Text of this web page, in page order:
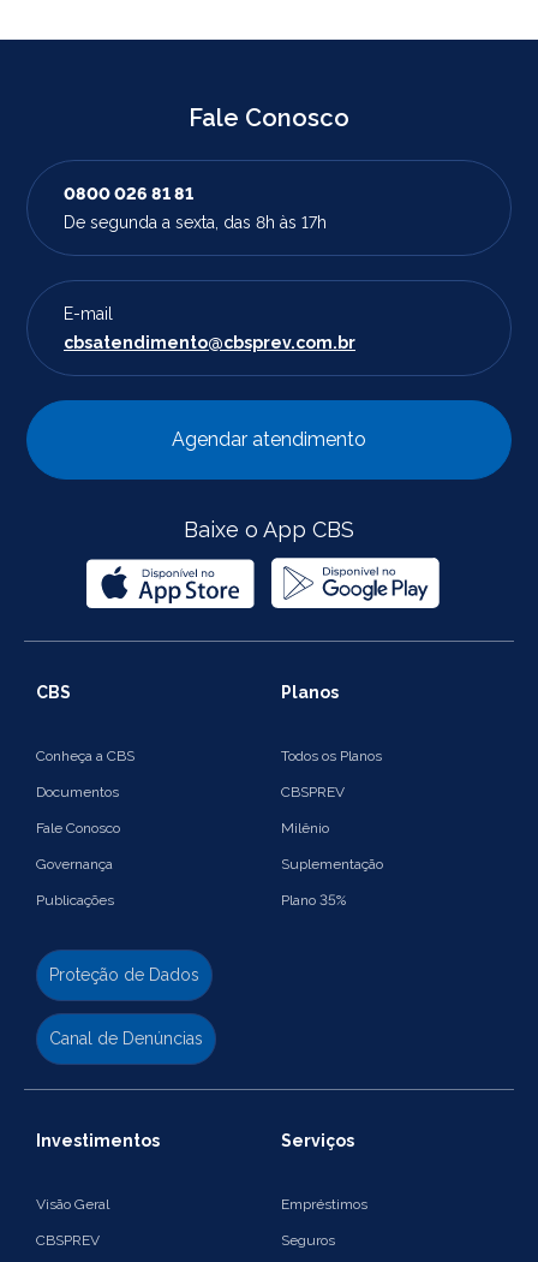
Fale Conosco
0800 026 81 81
De segunda a sexta, das 8h às 17h
E-mail
cbsatendimento@cbsprev.com.br
Agendar atendimento
Baixe o App CBS
CBS
Conheça a CBS
Documentos
Fale Conosco
Governança
Publicações
Proteção de Dados
Canal de Denúncias
Planos
Todos os Planos
CBSPREV
Milênio
Suplementação
Plano 35%
Investimentos
Visão Geral
CBSPREV
Serviços
Empréstimos
Seguros